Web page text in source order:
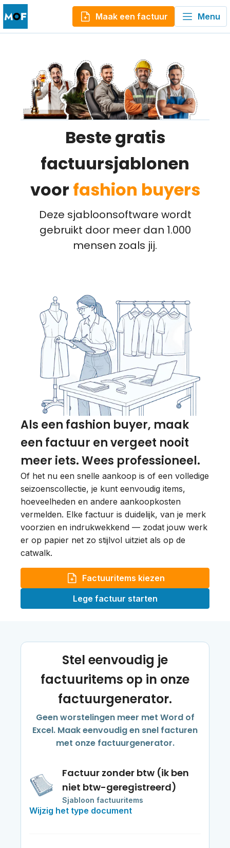
Maak een factuur Menu
Beste gratis
factuursjablonen
voor fashion buyers
Deze sjabloonsoftware wordt
gebruikt door meer dan 1.000
mensen zoals jij.
Als een fashion buyer, maak
een factuur en vergeet nooit
meer iets. Wees professioneel.
Of het nu een snelle aankoop is of een volledige
seizoenscollectie, je kunt eenvoudig items,
hoeveelheden en andere aankoopkosten
vermelden. Elke factuur is duidelijk, van je merk
voorzien en indrukwekkend — zodat jouw werk
er op papier net zo stijlvol uitziet als op de
catwalk.
Factuuritems kiezen
Lege factuur starten
Stel eenvoudig je
factuuritems op in onze
factuurgenerator.
Geen worstelingen meer met Word of
Excel. Maak eenvoudig en snel facturen
met onze factuurgenerator.
Factuur zonder btw (ik ben
niet btw-geregistreerd)
Sjabloon factuuritems
Wijzig het type document